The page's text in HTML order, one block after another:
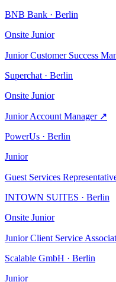
BNB Bank · Berlin
Onsite Junior
Junior Customer Success
Superchat · Berlin
Onsite Junior
Junior Account Manager ↗
PowerUs · Berlin
Junior
Guest Services
INTOWN SUITES · Berlin
Onsite Junior
Junior Client Service
Scalable GmbH · Berlin
Junior